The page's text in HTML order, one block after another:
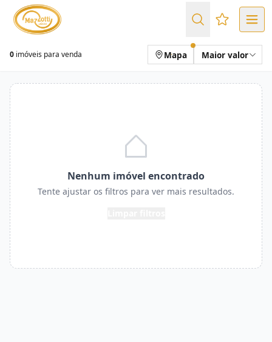
Favoritos
0 imóveis para venda Mapa Maior valor
Nenhum imóvel encontrado
Tente ajustar os filtros para ver mais resultados.